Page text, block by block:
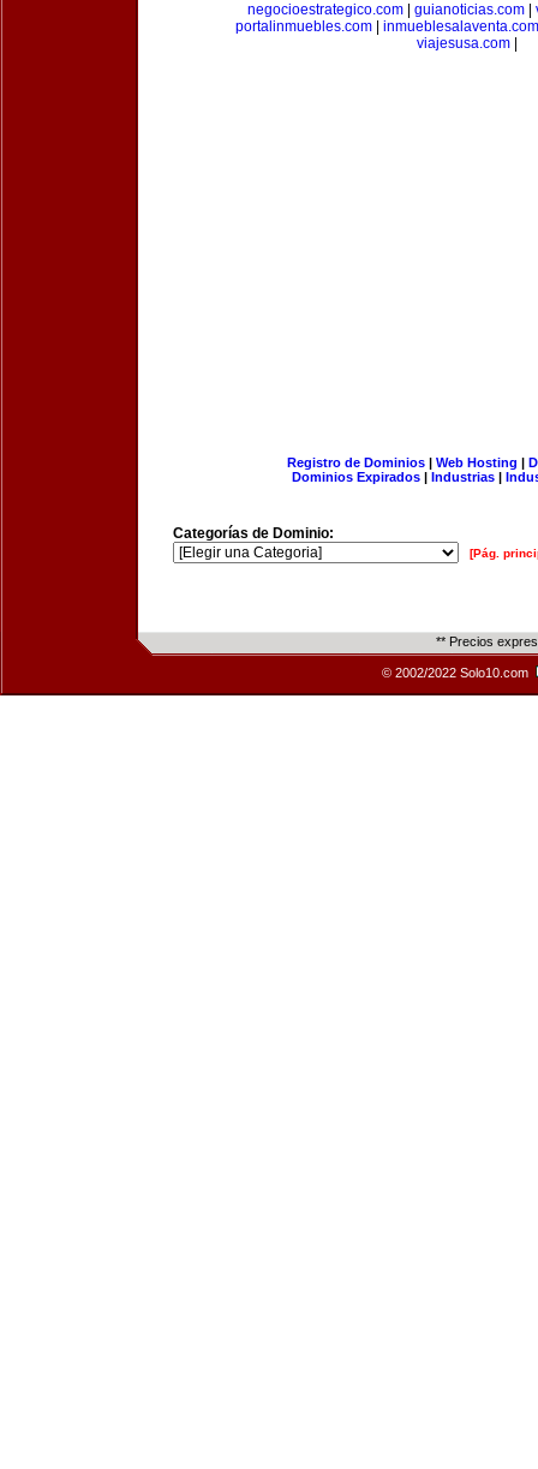
negocioestrategico.com| guianoticias.com|
portalinmuebles.com
inmueblesalaventa.com
viajesusa.com
Registro de Dominios| Web Hosting |
Dominios Expirados | Industrias |
Categorías de Dominio:
[Pág.
** Precios
© 2002/2022 Solo10.com